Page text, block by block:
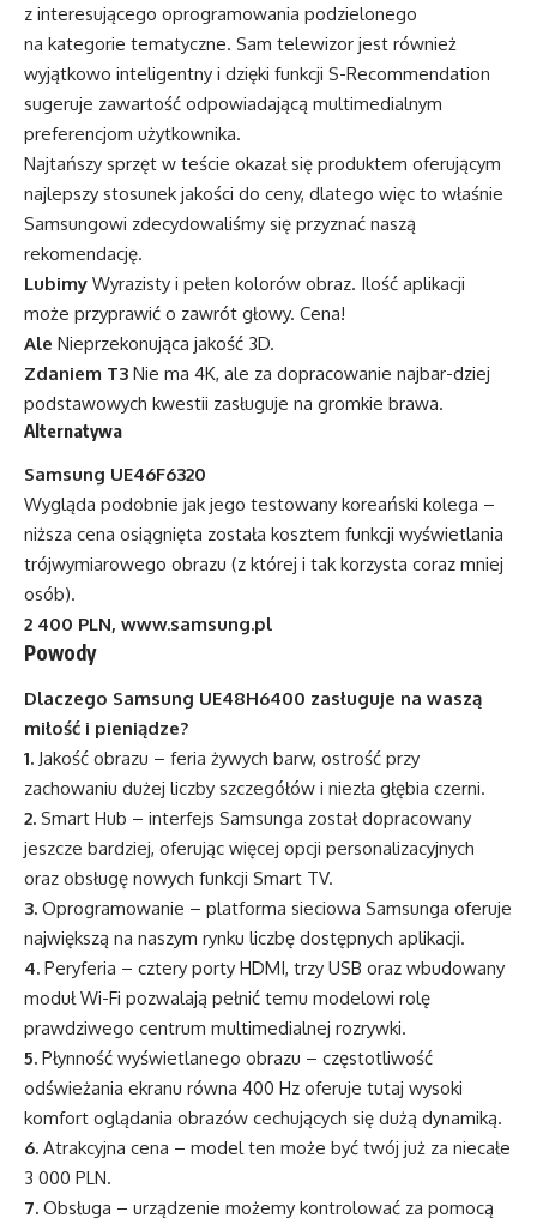
z interesującego oprogramowania podzielonego
na kategorie tematyczne. Sam telewizor jest również
wyjątkowo inteligentny i dzięki funkcji S-Recommendation
sugeruje zawartość odpowiadającą multimedialnym
preferencjom użytkownika.
Najtańszy sprzęt w teście okazał się produktem oferującym
najlepszy stosunek jakości do ceny, dlatego więc to właśnie
Samsungowi zdecydowaliśmy się przyznać naszą
rekomendację.
Lubimy Wyrazisty i pełen kolorów obraz. Ilość aplikacji
może przyprawić o zawrót głowy. Cena!
Ale Nieprzekonująca jakość 3D.
Zdaniem T3 Nie ma 4K, ale za dopracowanie najbar-dziej
podstawowych kwestii zasługuje na gromkie brawa.
Alternatywa
Samsung UE46F6320
Wygląda podobnie jak jego testowany koreański kolega –
niższa cena osiągnięta została kosztem funkcji wyświetlania
trójwymiarowego obrazu (z której i tak korzysta coraz mniej
osób).
2 400 PLN, www.samsung.pl
Powody
Dlaczego Samsung UE48H6400 zasługuje na waszą
miłość i pieniądze?
1. Jakość obrazu – feria żywych barw, ostrość przy
zachowaniu dużej liczby szczegółów i niezła głębia czerni.
2. Smart Hub – interfejs Samsunga został dopracowany
jeszcze bardziej, oferując więcej opcji personalizacyjnych
oraz obsługę nowych funkcji Smart TV.
3. Oprogramowanie – platforma sieciowa Samsunga oferuje
największą na naszym rynku liczbę dostępnych aplikacji.
4. Peryferia – cztery porty HDMI, trzy USB oraz wbudowany
moduł Wi-Fi pozwalają pełnić temu modelowi rolę
prawdziwego centrum multimedialnej rozrywki.
5. Płynność wyświetlanego obrazu – częstotliwość
odświeżania ekranu równa 400 Hz oferuje tutaj wysoki
komfort oglądania obrazów cechujących się dużą dynamiką.
6. Atrakcyjna cena – model ten może być twój już za niecałe
3 000 PLN.
7. Obsługa – urządzenie możemy kontrolować za pomocą